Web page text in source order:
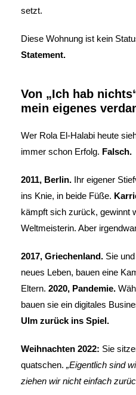
setzt.
Diese Wohnung ist kein
Statement.
Von „Ich hab
mein eigenes
Wer Rola El-Halabi heute
immer schon Erfolg. Falsch.
2011, Berlin. Ihr eigener
ins Knie, in beide Füße.
kämpft sich zurück, gewinnt
Weltmeisterin. Aber
2017, Griechenland. Sie
neues Leben, bauen eine
Eltern. 2020, Pandemie.
bauen sie ein digitales
Ulm zurück ins Spiel.
Weihnachten 2022: Sie
quatschen. „Eigentlich sind
ziehen wir nicht einfach